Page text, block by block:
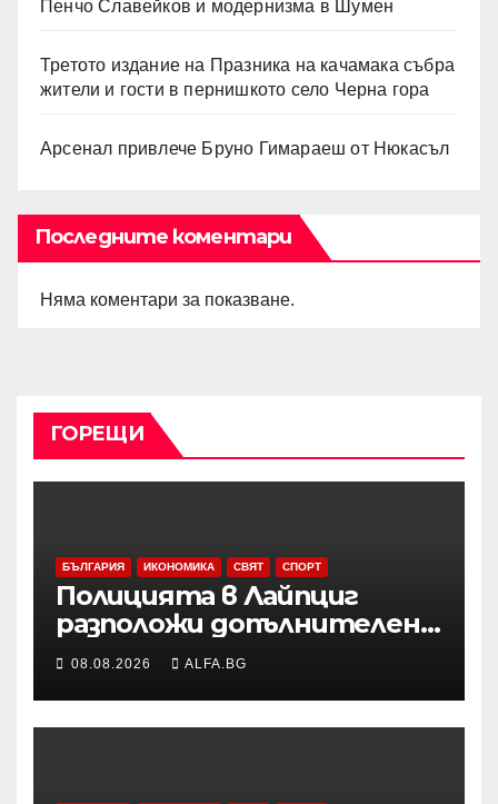
Пенчо Славейков и модернизма в Шумен
Третото издание на Празника на качамака събра
жители и гости в пернишкото село Черна гора
Арсенал привлече Бруно Гимараеш от Нюкасъл
Последните коментари
Няма коментари за показване.
ГОРЕЩИ
БЪЛГАРИЯ ИКОНОМИКА СВЯТ СПОРТ
Полицията в Лайпциг
разположи допълнителен
специализиран радар на
летището след
инцидента с открития
дрон
08.08.2026 ALFA.BG